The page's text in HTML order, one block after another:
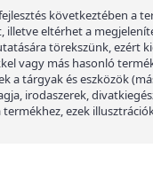
következtében a
illetve eltérhet a
törekszünk, ezért
vagy más hasonló
a tárgyak és eszközök
irodaszerek,
ezek